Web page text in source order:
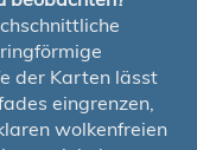
der Karten lässt
eingrenzen,
wolkenfreien